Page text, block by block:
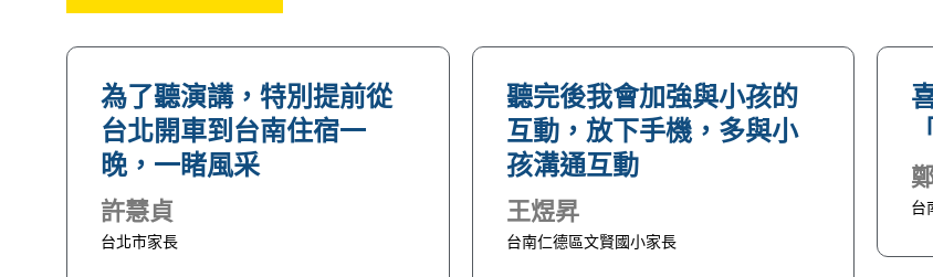
為了聽演講，特別提前從
台北開車到台南住宿一
晚，一睹風采
許慧貞
台北市家長
聽完後我會加強與小孩的
互動，放下手機，多與小
孩溝通互動
王煜昇
台南仁德區文賢國小家長
台